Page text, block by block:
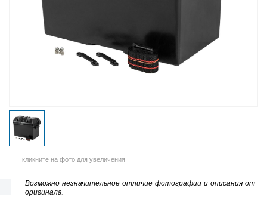
кликните на фото для увеличения
Возможно незначительное отличие фотографии и описания от
оригинала.